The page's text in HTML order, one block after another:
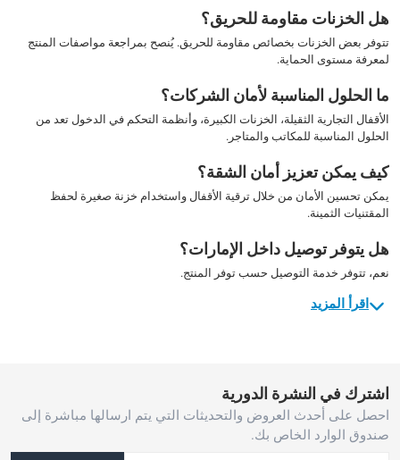
هل الخزنات مقاومة للحريق؟
تتوفر بعض الخزنات بخصائص مقاومة للحريق. يُنصح بمراجعة مواصفات المنتج
لمعرفة مستوى الحماية.
ما الحلول المناسبة لأمان الشركات؟
الأقفال التجارية الثقيلة، الخزنات الكبيرة، وأنظمة التحكم في الدخول تعد من
الحلول المناسبة للمكاتب والمتاجر.
كيف يمكن تعزيز أمان الشقة؟
يمكن تحسين الأمان من خلال ترقية الأقفال واستخدام خزنة صغيرة لحفظ
المقتنيات الثمينة.
هل يتوفر توصيل داخل الإمارات؟
نعم، تتوفر خدمة التوصيل حسب توفر المنتج.
اقرأ المزيد
اشترك في النشرة الدورية
احصل على أحدث العروض والتحديثات التي يتم ارسالها مباشرة إلى
صندوق الوارد الخاص بك.